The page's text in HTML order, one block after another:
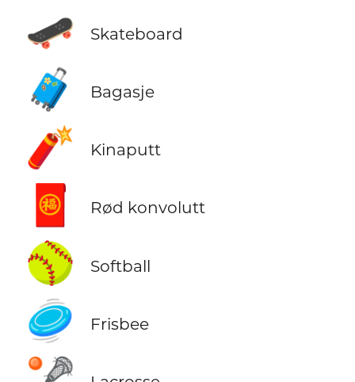
🛹 Skateboard
🧳 Bagasje
🧨 Kinaputt
🧧 Rød konvolutt
🥎 Softball
🥏 Frisbee